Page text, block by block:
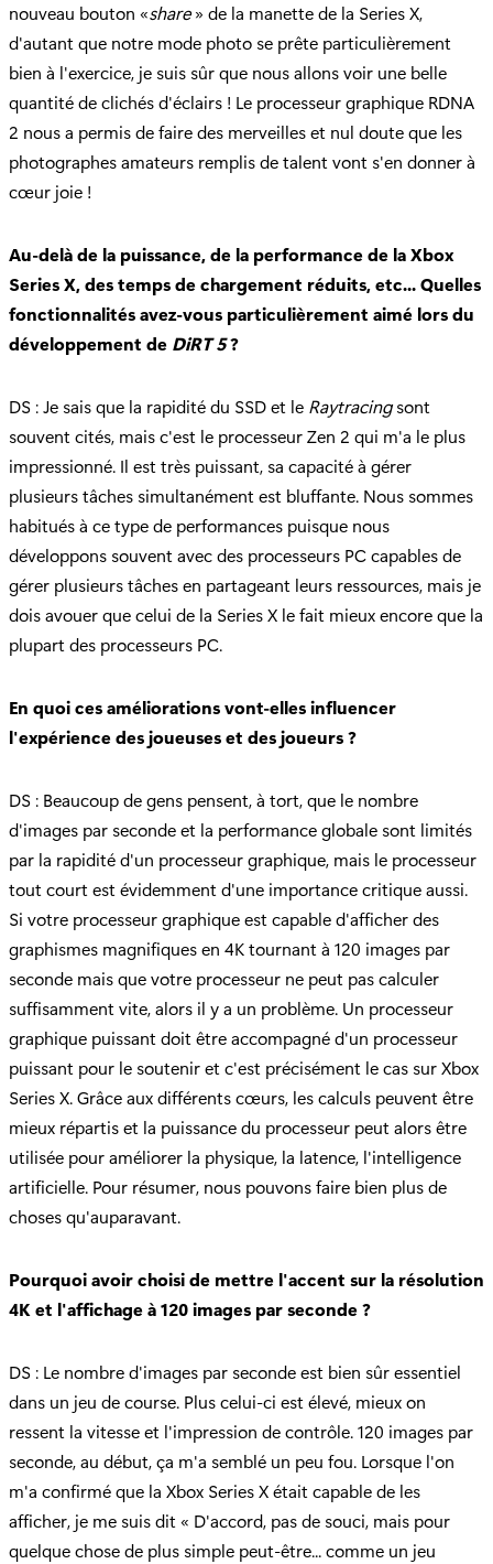
nouveau bouton «share» de la manette de la Series X,
d'autant que notre mode photo se prête particulièrement
bien à l'exercice, je suis sûr que nous allons voir une belle
quantité de clichés d'éclairs ! Le processeur graphique RDNA
2 nous a permis de faire des merveilles et nul doute que les
photographes amateurs remplis de talent vont s'en donner à
cœur joie !
Au-delà de la puissance, de la performance de la Xbox
Series X, des temps de chargement réduits, etc... Quelles
fonctionnalités avez-vous particulièrement aimé lors du
développement de DiRT 5?
DS : Je sais que la rapidité du SSD et le Raytracingsont
souvent cités, mais c'est le processeur Zen 2 qui m'a le plus
impressionné. Il est très puissant, sa capacité à gérer
plusieurs tâches simultanément est bluffante. Nous sommes
habitués à ce type de performances puisque nous
développons souvent avec des processeurs PC capables de
gérer plusieurs tâches en partageant leurs ressources, mais je
dois avouer que celui de la Series X le fait mieux encore que la
plupart des processeurs PC.
En quoi ces améliorations vont-elles influencer
l'expérience des joueuses et des joueurs ?
DS : Beaucoup de gens pensent, à tort, que le nombre
d'images par seconde et la performance globale sont limités
par la rapidité d'un processeur graphique, mais le processeur
tout court est évidemment d'une importance critique aussi.
Si votre processeur graphique est capable d'afficher des
graphismes magnifiques en 4K tournant à 120 images par
seconde mais que votre processeur ne peut pas calculer
suffisamment vite, alors il y a un problème. Un processeur
graphique puissant doit être accompagné d'un processeur
puissant pour le soutenir et c'est précisément le cas sur Xbox
Series X. Grâce aux différents cœurs, les calculs peuvent être
mieux répartis et la puissance du processeur peut alors être
utilisée pour améliorer la physique, la latence, l'intelligence
artificielle. Pour résumer, nous pouvons faire bien plus de
choses qu'auparavant.
Pourquoi avoir choisi de mettre l'accent sur la résolution
4K et l'affichage à 120 images par seconde ?
DS : Le nombre d'images par seconde est bien sûr essentiel
dans un jeu de course. Plus celui-ci est élevé, mieux on
ressent la vitesse et l'impression de contrôle. 120 images par
seconde, au début, ça m'a semblé un peu fou. Lorsque l'on
m'a confirmé que la Xbox Series X était capable de les
afficher, je me suis dit « D'accord, pas de souci, mais pour
quelque chose de plus simple peut-être... comme un jeu